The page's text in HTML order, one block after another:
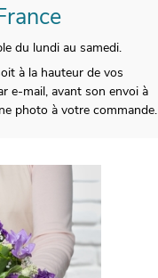
du lundi au samedi.
à la hauteur de vos
e-mail, avant son envoi à
photo à votre commande.